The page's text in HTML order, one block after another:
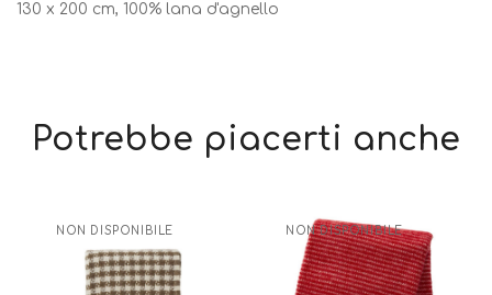
130 x 200 cm, 100% lana d'agnello
Potrebbe piacerti anche
NON DISPONIBILE NON DISPONIBILE